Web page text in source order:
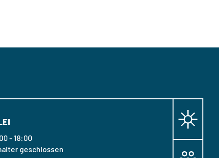
- 18:00
geschlossen